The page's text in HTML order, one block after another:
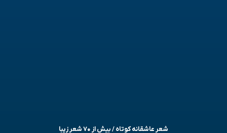
شعر عاشقانه کوتاه / بیش از ۷۰ شعر زیبا